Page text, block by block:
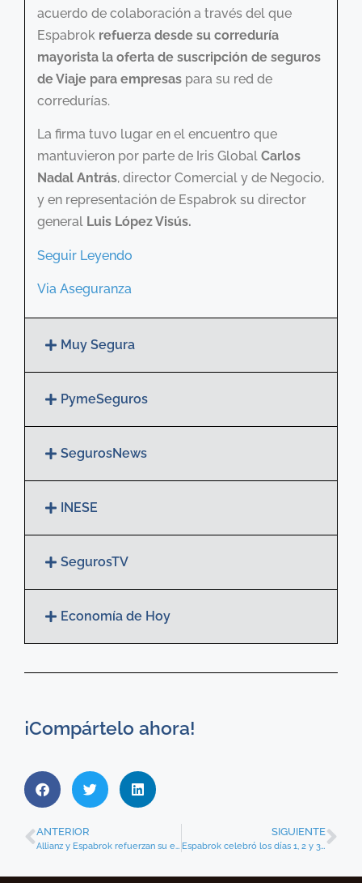
acuerdo de colaboración a través del que
Espabrok refuerza desde su correduría
mayorista la oferta de suscripción de seguros
de Viaje para empresas para su red de
corredurías.
La firma tuvo lugar en el encuentro que
mantuvieron por parte de Iris Global Carlos
Nadal Antrás, director Comercial y de Negocio,
y en representación de Espabrok su director
general Luis López Visús.
Seguir Leyendo
Via Aseguranza
Muy Segura
PymeSeguros
SegurosNews
INESE
SegurosTV
Economía de Hoy
¡Compártelo ahora!
ANTERIOR
Allianz y Espabrok refuerzan su estrategia conjunta
SIGUIENTE
Espabrok celebró los días 1, 2 y 3 de junio su Convención Nacional 2023 en Cádiz tras su Junta General de socios